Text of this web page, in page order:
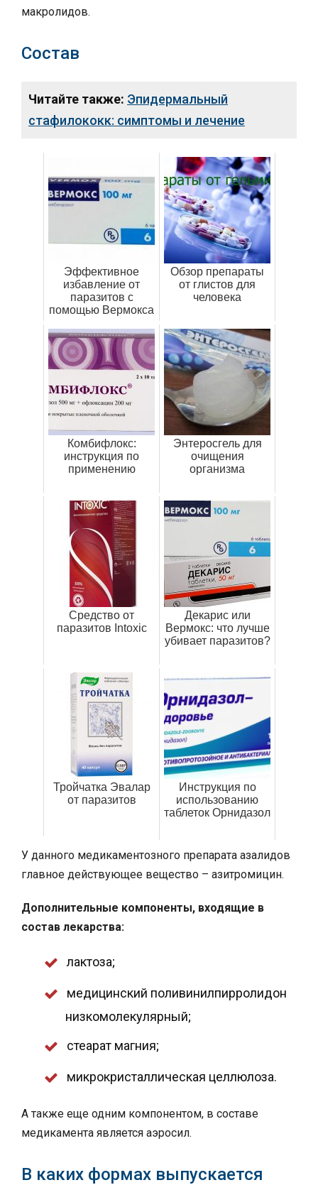
макролидов.
Состав
Читайте также: Эпидермальный
стафилококк: симптомы и лечение
Эффективное
избавление от
паразитов с
помощью Вермокса
Обзор препараты
от глистов для
человека
Комбифлокс:
инструкция по
применению
Энтеросгель для
очищения
организма
Средство от
паразитов Intoxic
Декарис или
Вермокс: что лучше
убивает паразитов?
Тройчатка Эвалар
от паразитов
Инструкция по
использованию
таблеток Орнидазол
У данного медикаментозного препарата азалидов
главное действующее вещество – азитромицин.
Дополнительные компоненты, входящие в
состав лекарства:
лактоза;
медицинский поливинилпирролидон
низкомолекулярный;
стеарат магния;
микрокристаллическая целлюлоза.
А также еще одним компонентом, в составе
медикамента является аэросил.
В каких формах выпускается